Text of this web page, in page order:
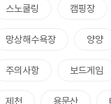
스노쿨링 캠핑장
망상해수욕장 양양
주의사항 보드게임
제천 용문산